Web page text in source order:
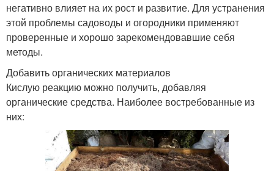
негативно влияет на их рост и развитие. Для устранения
этой проблемы садоводы и огородники применяют
проверенные и хорошо зарекомендовавшие себя
методы.
Добавить органических материалов
Кислую реакцию можно получить, добавляя
органические средства. Наиболее востребованные из
них: